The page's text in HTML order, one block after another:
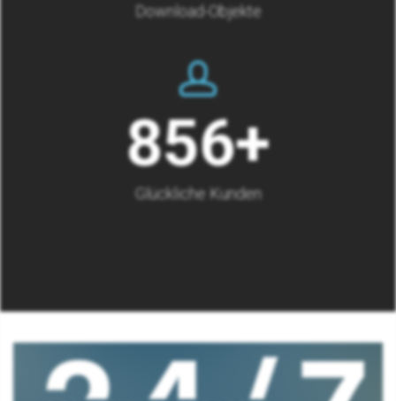
Download-Objekte
999+
Glückliche Kunden